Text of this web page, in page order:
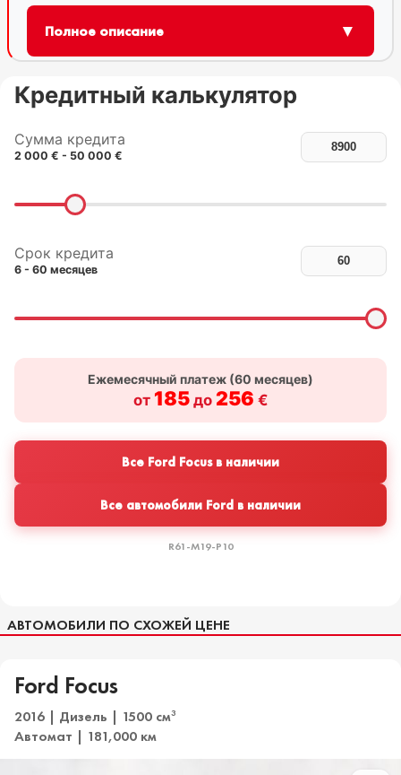
Полное описание ▼
Кредитный калькулятор
Сумма кредита
2 000 € - 50 000 €
Срок кредита
6 - 60 месяцев
Ежемесячный платеж (60 месяцев)
от 185до 256 €
Все Ford Focus в наличии
Все автомобили Ford в наличии
R61-M19-P10
АВТОМОБИЛИ ПО СХОЖЕЙ ЦЕНЕ
Ford Focus
2016 | Дизель | 1500 см3
Автомат | 181,000 км